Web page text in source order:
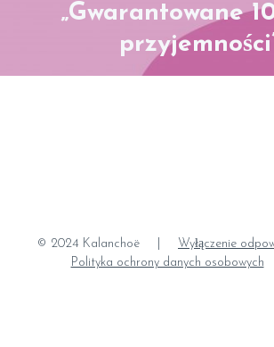
„Gwarantowane
© 2024 Kalanchoë Wyłączenie
Polityka ochrony danych osobowych